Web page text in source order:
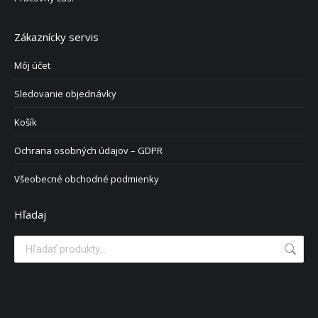
Zákaznícky servis
Môj účet
Sledovanie objednávky
Košík
Ochrana osobných údajov – GDPR
Všeobecné obchodné podmienky
Hľadaj